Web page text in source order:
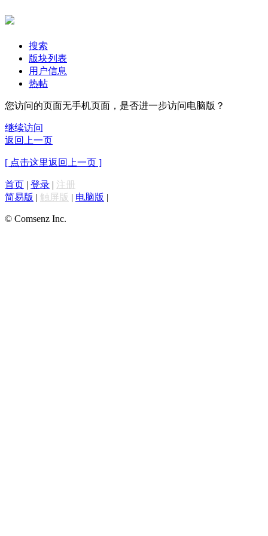
搜索
版块列表
用户信息
热帖
您访问的页面无手机页面，是否进一步访问电脑版？
继续访问
返回上一页
[ 点击这里返回上一页 ]
首页 | 登录 | 注册
简易版 | 触屏版 | 电脑版 |
© Comsenz Inc.